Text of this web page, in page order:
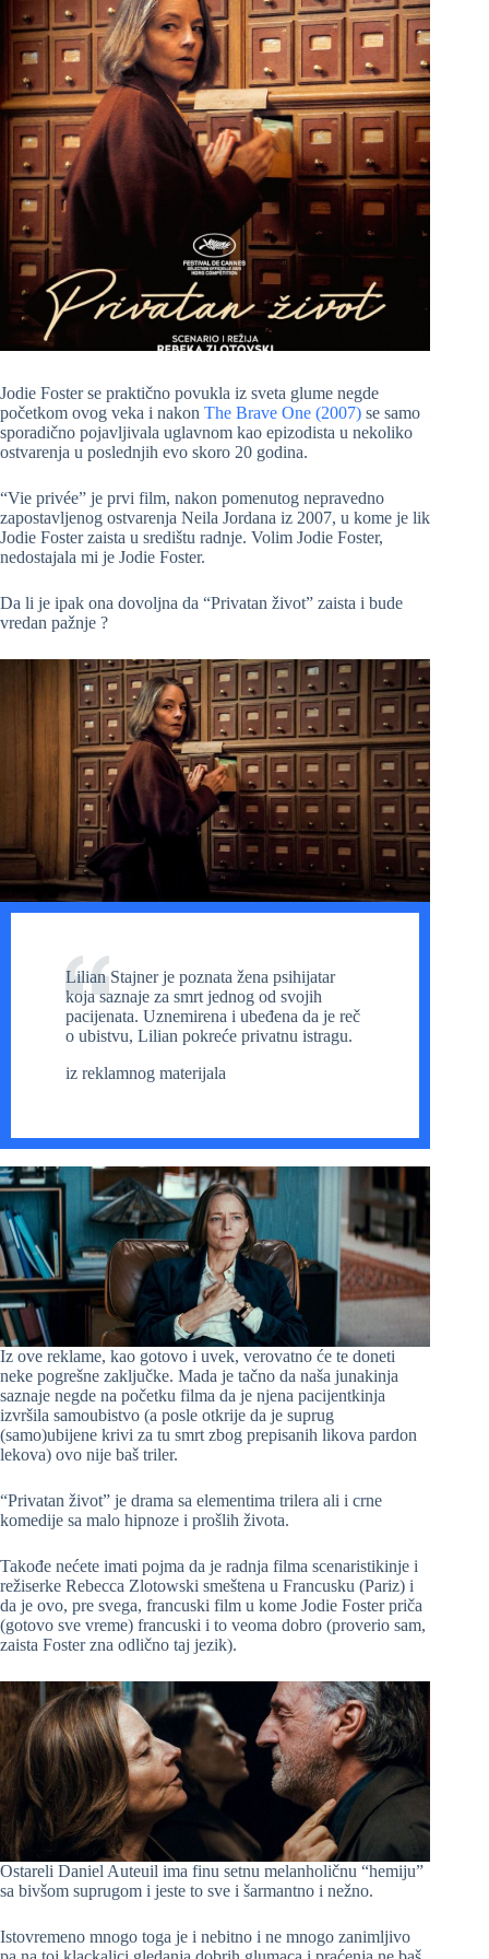
Jodie Foster se praktično povukla iz sveta glume negde
početkom ovog veka i nakon The Brave One (2007) se samo
sporadično pojavljivala uglavnom kao epizodista u nekoliko
ostvarenja u poslednjih evo skoro 20 godina.
“Vie privée” je prvi film, nakon pomenutog nepravedno
zapostavljenog ostvarenja Neila Jordana iz 2007, u kome je lik
Jodie Foster zaista u središtu radnje. Volim Jodie Foster,
nedostajala mi je Jodie Foster.
Da li je ipak ona dovoljna da “Privatan život” zaista i bude
vredan pažnje ?
Lilian Stajner je poznata žena psihijatar
koja saznaje za smrt jednog od svojih
pacijenata. Uznemirena i ubeđena da je reč
o ubistvu, Lilian pokreće privatnu istragu.
iz reklamnog materijala
Iz ove reklame, kao gotovo i uvek, verovatno će te doneti
neke pogrešne zaključke. Mada je tačno da naša junakinja
saznaje negde na početku filma da je njena pacijentkinja
izvršila samoubistvo (a posle otkrije da je suprug
(samo)ubijene krivi za tu smrt zbog prepisanih likova pardon
lekova) ovo nije baš triler.
“Privatan život” je drama sa elementima trilera ali i crne
komedije sa malo hipnoze i prošlih života.
Takođe nećete imati pojma da je radnja filma scenaristikinje i
režiserke Rebecca Zlotowski smeštena u Francusku (Pariz) i
da je ovo, pre svega, francuski film u kome Jodie Foster priča
(gotovo sve vreme) francuski i to veoma dobro (proverio sam,
zaista Foster zna odlično taj jezik).
Ostareli Daniel Auteuil ima finu setnu melanholičnu “hemiju”
sa bivšom suprugom i jeste to sve i šarmantno i nežno.
Istovremeno mnogo toga je i nebitno i ne mnogo zanimljivo